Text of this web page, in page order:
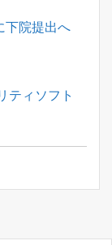
下院提出へ
ティソフト